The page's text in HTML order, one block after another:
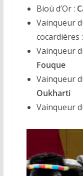
Bioù d’Or :
Vainqueur
cocardières :
Vainqueur
Fouque
Vainqueur
Oukharti
Vainqueur